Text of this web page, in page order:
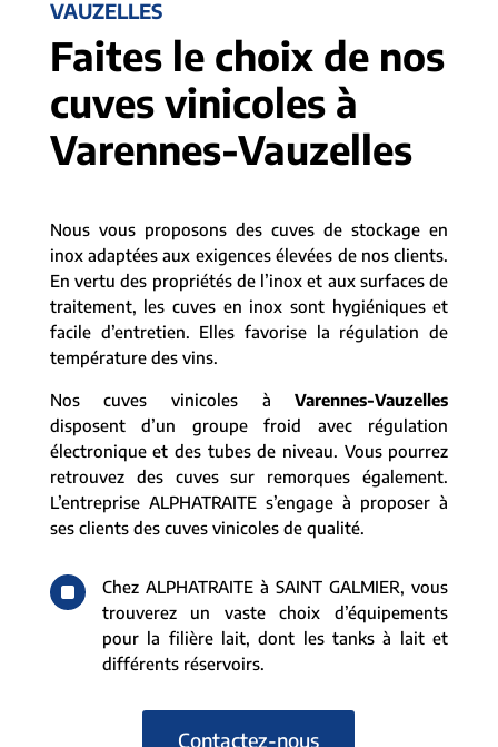
VAUZELLES
Faites le choix de nos
cuves vinicoles à
Varennes-Vauzelles
Nous vous proposons des cuves de stockage en
inox adaptées aux exigences élevées de nos clients.
En vertu des propriétés de l’inox et aux surfaces de
traitement, les cuves en inox sont hygiéniques et
facile d’entretien. Elles favorise la régulation de
température des vins.
Nos cuves vinicoles àVarennes-Vauzelles
disposent d’un groupe froid avec régulation
électronique et des tubes de niveau. Vous pourrez
retrouvez des cuves sur remorques également.
L’entreprise ALPHATRAITE s’engage à proposer à
ses clients des cuves vinicoles de qualité.
^
Chez ALPHATRAITE à SAINT GALMIER, vous
trouverez un vaste choix d’équipements
pour la filière lait, dont les tanks à lait et
différents réservoirs.
Contactez-nous